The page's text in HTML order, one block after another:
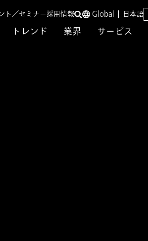
トレンド 業界 サービス
ト／セミナー採用情報 Global 日本語